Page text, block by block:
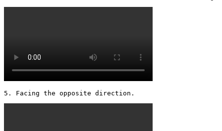
5. Facing the opposite direction.